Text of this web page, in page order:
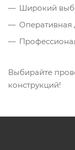
Широкий
Оперативная
Выбирайте
конструкций!